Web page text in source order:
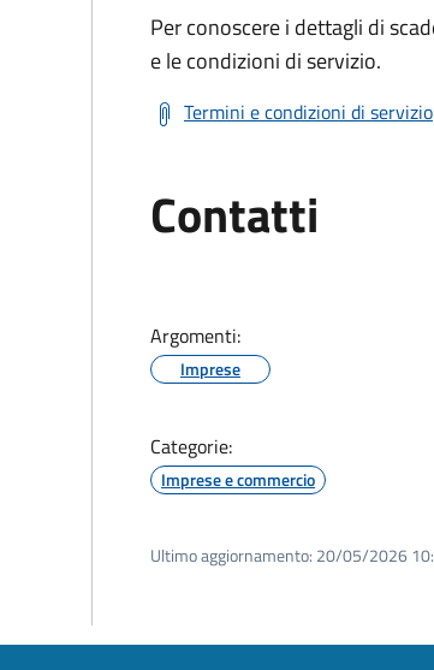
Per conoscere i dettagli di
e le condizioni di servizio.
Termini e condizioni di servizio
Contatti
Argomenti:
Imprese
Categorie:
Imprese e commercio
Ultimo aggiornamento: 20/05/2026